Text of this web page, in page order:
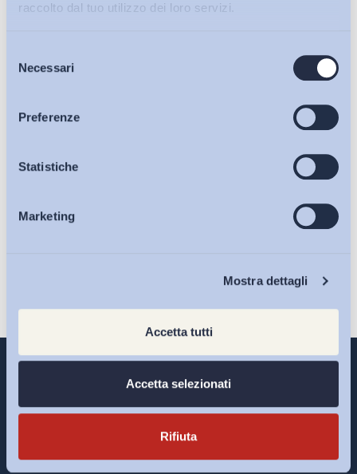
raccolto dal tuo utilizzo dei loro servizi.
delNecessari
Preferenze
Statistiche
Marketing
Mostra dettagli
Accetta tutti
Accetta selezionati
Rifiuta
Bollettini ADAPT
Articoli
Osservatori
Eventi
Ho letto e Accetto il trattamento dei dati personali descritti
Riforme del lavoro